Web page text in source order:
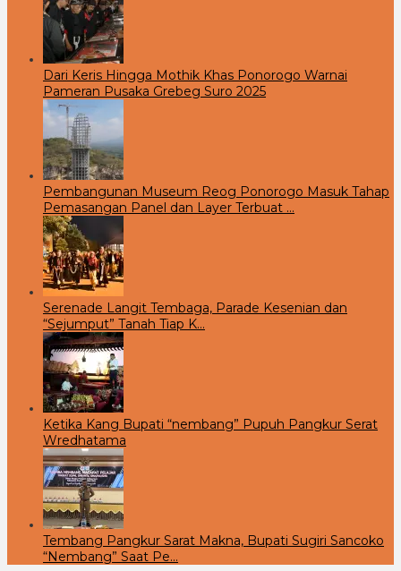
Dari Keris Hingga Mothik Khas Ponorogo Warnai
Pameran Pusaka Grebeg Suro 2025
Pembangunan Museum Reog Ponorogo Masuk Tahap
Pemasangan Panel dan Layer Terbuat …
Serenade Langit Tembaga, Parade Kesenian dan
“Sejumput” Tanah Tiap K…
Ketika Kang Bupati “nembang” Pupuh Pangkur Serat
Wredhatama
Tembang Pangkur Sarat Makna, Bupati Sugiri Sancoko
“Nembang” Saat Pe…